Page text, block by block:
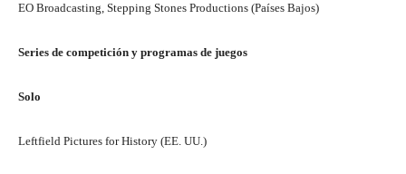
EO Broadcasting, Stepping Stones Productions (Países Bajos)
Series de competición y programas de juegos
Solo
Leftfield Pictures for History (EE. UU.)